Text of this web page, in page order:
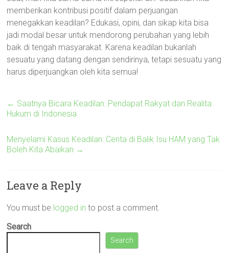
memberikan kontribusi positif dalam perjuangan
menegakkan keadilan? Edukasi, opini, dan sikap kita bisa
jadi modal besar untuk mendorong perubahan yang lebih
baik di tengah masyarakat. Karena keadilan bukanlah
sesuatu yang datang dengan sendirinya, tetapi sesuatu yang
harus diperjuangkan oleh kita semua!
← Saatnya Bicara Keadilan: Pendapat Rakyat dan Realita
Hukum di Indonesia
Menyelami Kasus Keadilan: Cerita di Balik Isu HAM yang Tak
Boleh Kita Abaikan →
Leave a Reply
You must be logged in to post a comment.
Search
Search